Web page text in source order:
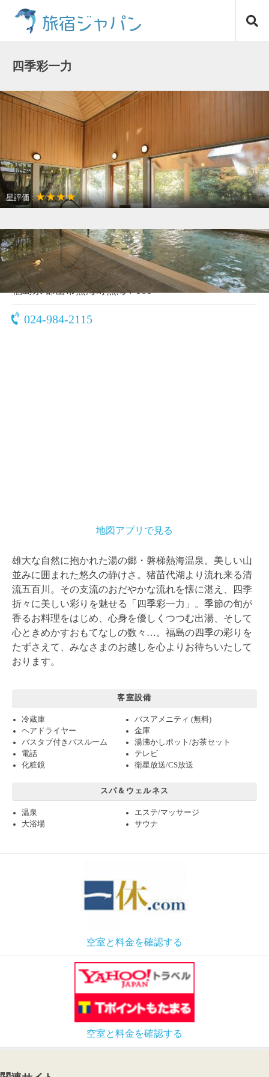
ス
旅宿ジャパン
四季彩一力
星評価 :★★★★
温泉リゾート 女子だけの旅に最適
〒963-1309
福島県 郡山市熱海町熱海4-161
024-984-2115
地図アプリで見る
雄大な自然に抱かれた湯の郷・磐梯熱海温泉。美しい山
並みに囲まれた悠久の静けさ。猪苗代湖より流れ来る清
流五百川。その支流のおだやかな流れを懐に湛え、四季
折々に美しい彩りを魅せる「四季彩一力」。季節の旬が
香るお料理をはじめ、心身を優しくつつむ出湯、そして
心ときめかすおもてなしの数々…。福島の四季の彩りを
たずさえて、みなさまのお越しを心よりお待ちいたして
おります。
客室設備
冷蔵庫
バスアメニティ (無料)
ヘアドライヤー
金庫
バスタブ付きバスルーム
湯沸かしポット/お茶セット
電話
テレビ
化粧鏡
衛星放送/CS放送
スパ＆ウェルネス
温泉
エステ/マッサージ
大浴場
サウナ
空室と料金を確認する
空室と料金を確認する